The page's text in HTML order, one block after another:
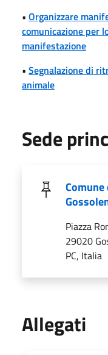
• Organizzare
comunicazione per
manifestazione
• Segnalazione di
animale
Sede
Comune
Piazza
29020
PC, Italia
Allegati